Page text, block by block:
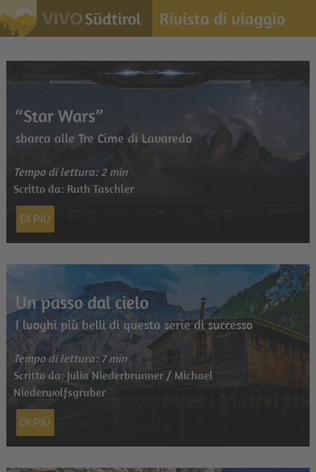
VIVOSüdtirol Rivista di viaggio
“Star Wars”
sbarca alle Tre Cime di Lavaredo
Tempo di lettura: 2 min
Scritto da: Ruth Taschler
DI PIÙ
Un passo dal cielo
I luoghi più belli di questa serie di successo
Tempo di lettura: 7 min
Scritto da: Julia Niederbrunner / Michael
Niederwolfsgruber
DI PIÙ